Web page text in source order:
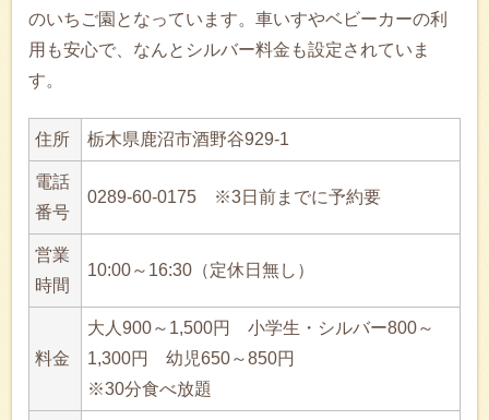
のいちご園となっています。車いすやベビーカーの利
用も安心で、なんとシルバー料金も設定されていま
す。
住所 栃木県鹿沼市酒野谷929-1
電話
番号
0289-60-0175 ※3日前までに予約要
営業
時間
10:00～16:30（定休日無し）
料金
大人900～1,500円 小学生・シルバー800～
1,300円 幼児650～850円
※30分食べ放題